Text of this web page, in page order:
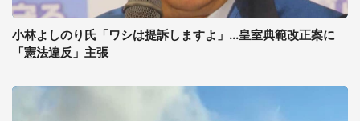
小林よしのり氏「ワシは提訴しますよ」...皇室典範改正案に
「憲法違反」主張